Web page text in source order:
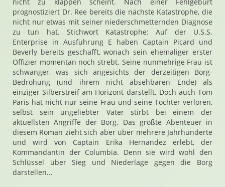
prognostiziert Dr. Ree bereits die nächste Katastrophe, die
nicht nur etwas mit seiner niederschmetternden Diagnose
zu tun hat. Stichwort Katastrophe: Auf der U.S.S.
Enterprise in Ausführung E haben Captain Picard und
Beverly bereits geschafft, wonach sein ehemaliger erster
Offizier momentan noch strebt. Seine nunmehrige Frau ist
schwanger, was sich angesichts der derzeitigen Borg-
Bedrohung (und ihrem nicht absehbaren Ende) als
einziger Silberstreif am Horizont darstellt. Doch auch Tom
Paris hat nicht nur seine Frau und seine Tochter verloren,
selbst sein ungeliebter Vater stirbt bei einem der
aktuellsten Angriffe der Borg. Das größte Abenteuer in
diesem Roman zieht sich aber über mehrere Jahrhunderte
und wird von Captain Erika Hernandez erlebt, der
Kommandantin der Columbia. Denn sie wird wohl den
Schlüssel über Sieg und Niederlage gegen die Borg
darstellen...